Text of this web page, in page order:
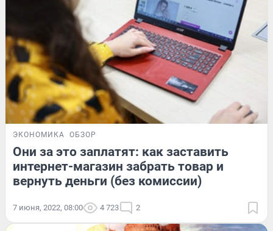
ЭКОНОМИКА ОБЗОР
Они за это заплатят: как заставить
интернет-магазин забрать товар и
вернуть деньги (без комиссии)
7 июня, 2022, 08:00 4 723 2